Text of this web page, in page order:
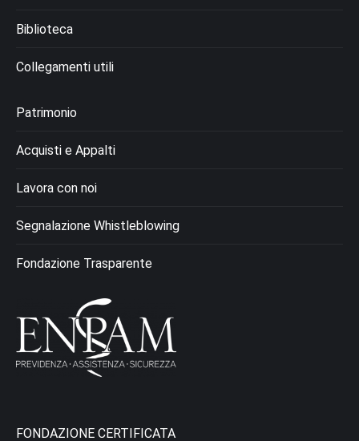
Biblioteca
Collegamenti utili
Patrimonio
Acquisti e Appalti
Lavora con noi
Segnalazione Whistleblowing
Fondazione Trasparente
FONDAZIONE CERTIFICATA